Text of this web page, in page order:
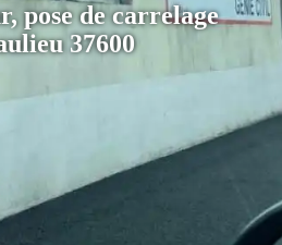
pose de carrelage
37600